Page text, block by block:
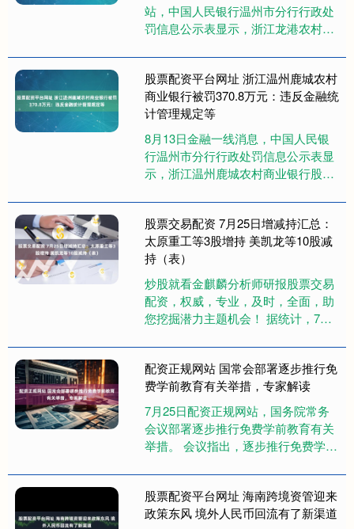
站，中国人民银行温州市分行行政处
罚信息公示表显示，浙江龙港农村商
规定，受到警告，并被罚款81.5....
股票配资平台网址 浙江温州鹿城农村
商业银行被罚370.8万元：违反金融统
计管理规定等
8月13日金融一线消息，中国人民银
行温州市分行行政处罚信息公示表显
示，浙江温州鹿城农村商业银行股份
股票配资平台网址，受到警告，并....
股票交易配资 7月25日增减持汇总：
太原重工等3股增持 美凯龙等10股减
持（表）
炒股就看金麒麟分析师研报股票交易
配资，权威，专业，及时，全面，助
您挖掘潜力主题机会！ 据统计，7月
上海银行、深圳高速公路股份等....
配资正规网站 国常会部署逐步推行免
费学前教育有关举措，专家解读
7月25日配资正规网站，国务院常务
会议部署逐步推行免费学前教育有关
举措。 会议指出，逐步推行免费学前
的重要惠民举措。要指导各地尽....
股票配资平台网址 海南跨境资管迎来
政策东风 境外人民币回流有了新渠道